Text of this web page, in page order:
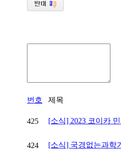
번호 제목
425 [소식] 2023 코이카
424 [소식] 국경없는과학